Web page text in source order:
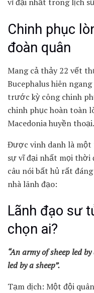
Chinh phục
đoàn quân
Mang cả thảy 22 vết
Bucephalus hiên
trước kỳ công chinh
chinh phục hoàn toàn
Macedonia huyền thoại.
Được vinh danh là
sự vĩ đại nhất mọi thời
câu nói bất hủ rất
nhà lãnh đạo:
Lãnh đạo sư
chọn ai?
“An army of sheep led
led by a sheep”.
Tạm dịch: Một đội